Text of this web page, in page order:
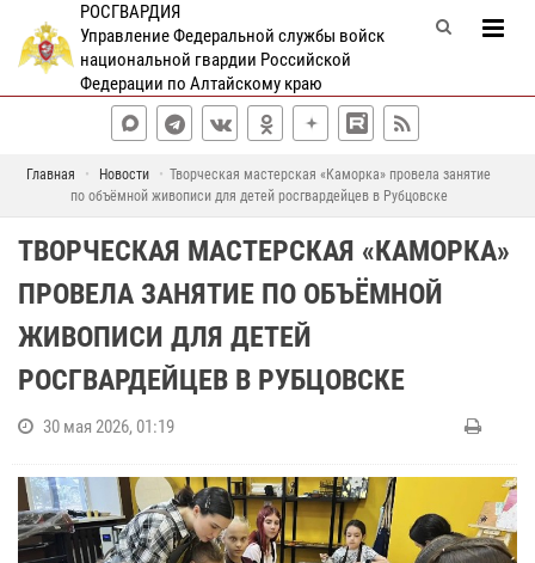
РОСГВАРДИЯ
Управление Федеральной службы войск
национальной гвардии Российской
Федерации по Алтайскому краю
Главная Новости
Творческая мастерская «Каморка» провела занятие
по объёмной живописи для детей росгвардейцев в Рубцовске
ТВОРЧЕСКАЯ МАСТЕРСКАЯ «КАМОРКА»
ПРОВЕЛА ЗАНЯТИЕ ПО ОБЪЁМНОЙ
ЖИВОПИСИ ДЛЯ ДЕТЕЙ
РОСГВАРДЕЙЦЕВ В РУБЦОВСКЕ
30 мая 2026, 01:19